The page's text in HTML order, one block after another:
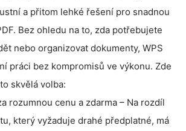
a přitom lehké řešení pro snadnou
Bez ohledu na to, zda potřebujete
nebo organizovat dokumenty, WPS
práci bez kompromisů ve výkonu. Zde
skvělá volba:
rozumnou cenu a zdarma – Na rozdíl
který vyžaduje drahé předplatné, má